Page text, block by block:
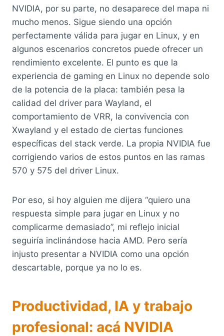
NVIDIA, por su parte, no desaparece del mapa ni
mucho menos. Sigue siendo una opción
perfectamente válida para jugar en Linux, y en
algunos escenarios concretos puede ofrecer un
rendimiento excelente. El punto es que la
experiencia de gaming en Linux no depende solo
de la potencia de la placa: también pesa la
calidad del driver para Wayland, el
comportamiento de VRR, la convivencia con
Xwayland y el estado de ciertas funciones
específicas del stack verde. La propia NVIDIA fue
corrigiendo varios de estos puntos en las ramas
570 y 575 del driver Linux.
Por eso, si hoy alguien me dijera “quiero una
respuesta simple para jugar en Linux y no
complicarme demasiado”, mi reflejo inicial
seguiría inclinándose hacia AMD. Pero sería
injusto presentar a NVIDIA como una opción
descartable, porque ya no lo es.
Productividad, IA y trabajo
profesional: acá NVIDIA